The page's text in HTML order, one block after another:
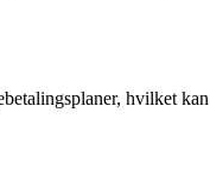
hvilket kan